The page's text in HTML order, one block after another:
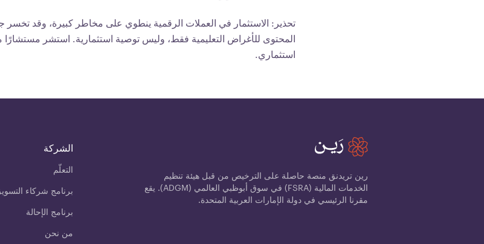
تحذير: الاستثمار في العملات الرقمية ينطوي على مخاطر كبيرة، وقد تخسر
المحتوى للأغراض التعليمية فقط، وليس توصية استثمارية. استشر مستشارًا
استثماري.
رين تريدنق منصة حاصلة على الترخيص من قبل هيئة تنظيم
الخدمات المالية (FSRA) في سوق أبوظبي العالمي (ADGM). يقع
مقرنا الرئيسي في دولة الإمارات العربية المتحدة.
الشركة
التعلّم
برنامج شركاء
برنامج الإحالة
من نحن